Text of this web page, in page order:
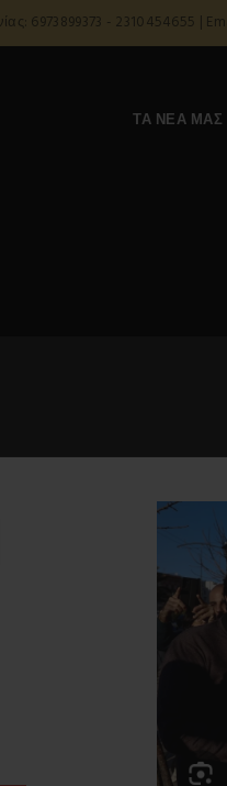
6973899373 - 2310454655 |
ΤΑ ΝΈΑ ΜΑΣ